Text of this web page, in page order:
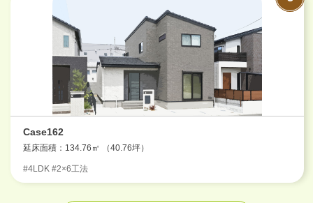
Case162
延床面積：134.76㎡ （40.76坪）
#4LDK #2×6工法